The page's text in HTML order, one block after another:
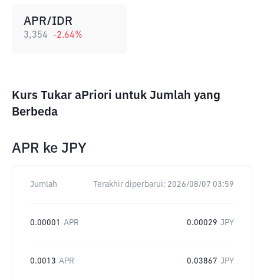
APR/IDR
3,354 -2.64%
Kurs Tukar aPriori untuk Jumlah yang
Berbeda
APR ke JPY
Jumlah Terakhir diperbarui: 2026/08/07 03:59
0.00001 APR 0.00029 JPY
0.0013 APR 0.03867 JPY